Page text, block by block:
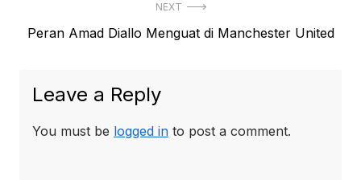
NEXT
Next
Peran Amad Diallo Menguat di Manchester United
Leave a Reply
You must be logged in to post a comment.